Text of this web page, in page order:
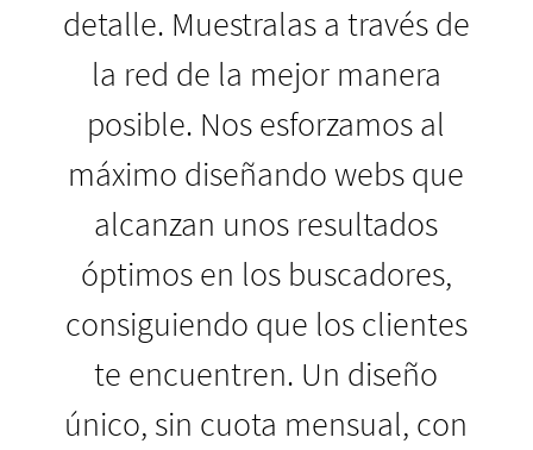
detalle. Muestralas a través de
la red de la mejor manera
posible. Nos esforzamos al
máximo diseñando webs que
alcanzan unos resultados
óptimos en los buscadores,
consiguiendo que los clientes
te encuentren. Un diseño
único, sin cuota mensual, con